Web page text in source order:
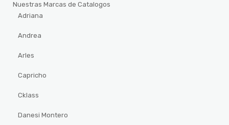
Nuestras Marcas de Catalogos
Adriana
Andrea
Arles
Capricho
Cklass
Danesi Montero